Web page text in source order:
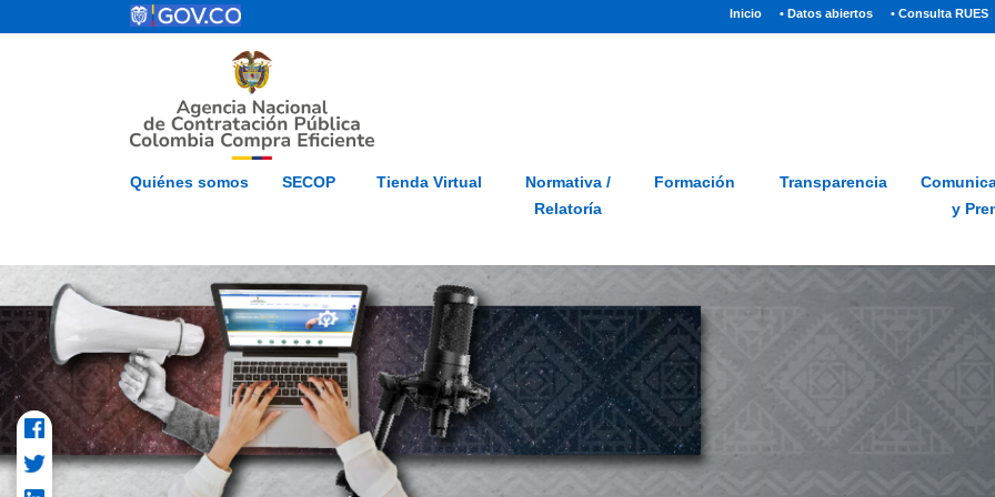
Pasar al contenido principal Inicio(current)
• Datos abiertos • Consulta RUES
Inicio Mapa del Sitio Glosario PQRSD Preguntas frecuentes
Quiénes somos SECOP Tienda Virtual
Normativa /
Relatoría
Formación Transparencia
y